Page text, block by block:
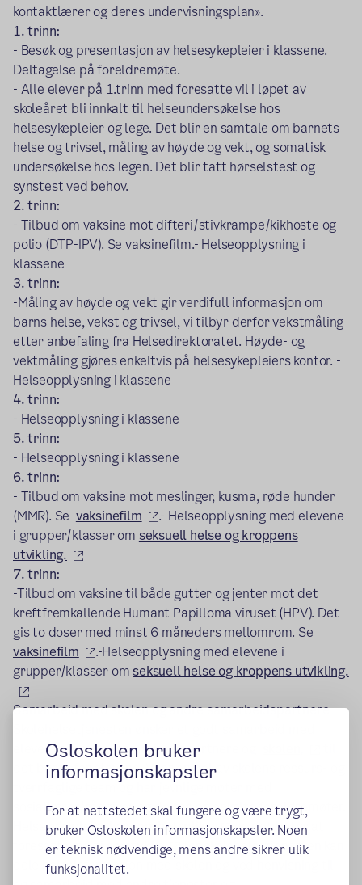
Osloskolen bruker
informasjonskapsler
For at nettstedet skal fungere og være trygt,
bruker Osloskolen informasjonskapsler. Noen
er teknisk nødvendige, mens andre sikrer ulik
funksjonalitet.
kontaktlærer og deres undervisningsplan».
1. trinn:
- Besøk og presentasjon av helsesykepleier i klassene.
Deltagelse på foreldremøte.
- Alle elever på 1.trinn med foresatte vil i løpet av
skoleåret bli innkalt til helseundersøkelse hos
helsesykepleier og lege. Det blir en samtale om barnets
helse og trivsel, måling av høyde og vekt, og somatisk
undersøkelse hos legen. Det blir tatt hørselstest og
synstest ved behov.
2. trinn:
- Tilbud om vaksine mot difteri/stivkrampe/kikhoste og
polio (DTP-IPV). Se vaksinefilm.- Helseopplysning i
klassene
3. trinn:
-Måling av høyde og vekt gir verdifull informasjon om
barns helse, vekst og trivsel, vi tilbyr derfor vekstmåling
etter anbefaling fra Helsedirektoratet. Høyde- og
vektmåling gjøres enkeltvis på helsesykepleiers kontor. -
Helseopplysning i klassene
4. trinn:
- Helseopplysning i klassene
5. trinn:
- Helseopplysning i klassene
6. trinn:
- Tilbud om vaksine mot meslinger, kusma, røde hunder
(MMR). Se vaksinefilm (ekstern lenke)
.- Helseopplysning med elevene
i grupper/klasser om seksuell helse og kroppens
utvikling.
(ekstern lenke)
7. trinn:
-Tilbud om vaksine til både gutter og jenter mot det
kreftfremkallende Humant Papilloma viruset (HPV). Det
gis to doser med minst 6 måneders mellomrom. Se
vaksinefilm
(ekstern lenke)
.-Helseopplysning med elevene i
grupper/klasser om seksuell helse og kroppens utvikling.
(ekstern lenke)
Samarbeid med skolen og andre samarbeidspartnere
elever, foresatte, samarbeidspartnere og
det beste for elevene. Vi er en del av skolens ressurs- og
tverrfaglige team og har jevnlige møter med
sosiallærer/rådgiver og deltar på enkelte foreldremøter.
Helsesykepleier hartaushetsplikt, (ekstern lenke)
og det betyr at
foresatte må gi samtykke (ekstern lenke)
før skolehelsetjenesten kan
dele helseinformasjon med skolen og ved henvisning til